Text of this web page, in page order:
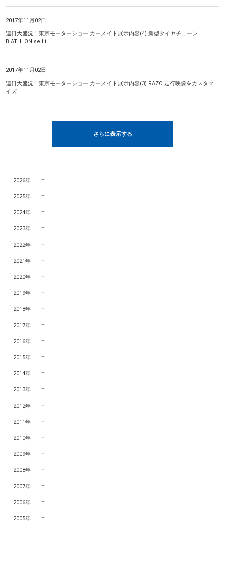
2017年11月02日
連日大盛況！東京モーターショー カーメイト展示内容(4) 新型タイヤチェーン
BIATHLON selfit ...
2017年11月02日
連日大盛況！東京モーターショー カーメイト展示内容(3) RAZO 走行映像をカスタマ
イズ
さらに表示する
2026年
2025年
2024年
2023年
2022年
2021年
2020年
2019年
2018年
2017年
2016年
2015年
2014年
2013年
2012年
2011年
2010年
2009年
2008年
2007年
2006年
2005年